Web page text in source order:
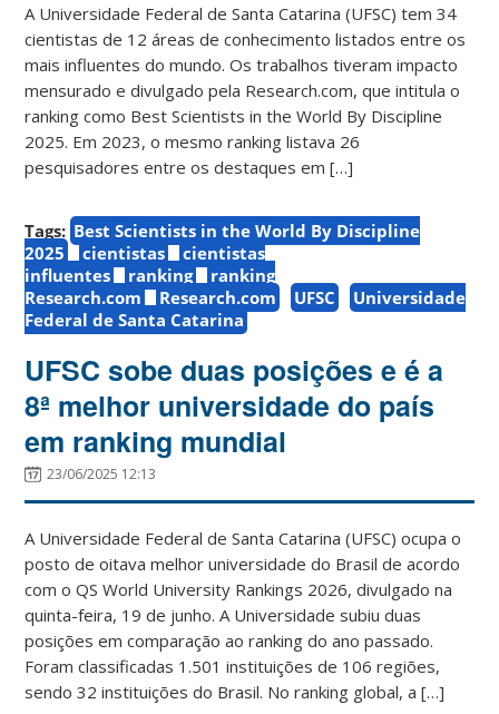
A Universidade Federal de Santa Catarina (UFSC) tem 34
cientistas de 12 áreas de conhecimento listados entre os
mais influentes do mundo. Os trabalhos tiveram impacto
mensurado e divulgado pela Research.com, que intitula o
ranking como Best Scientists in the World By Discipline
2025. Em 2023, o mesmo ranking listava 26
pesquisadores entre os destaques em […]
Tags: Best Scientists in the World By Discipline
2025
cientistas
cientistas
influentes
ranking
ranking
Research.com
Research.com UFSC
Universidade
Federal de Santa Catarina
UFSC sobe duas posições e é a
8ª melhor universidade do país
em ranking mundial
23/06/2025 12:13
A Universidade Federal de Santa Catarina (UFSC) ocupa o
posto de oitava melhor universidade do Brasil de acordo
com o QS World University Rankings 2026, divulgado na
quinta-feira, 19 de junho. A Universidade subiu duas
posições em comparação ao ranking do ano passado.
Foram classificadas 1.501 instituições de 106 regiões,
sendo 32 instituições do Brasil. No ranking global, a […]